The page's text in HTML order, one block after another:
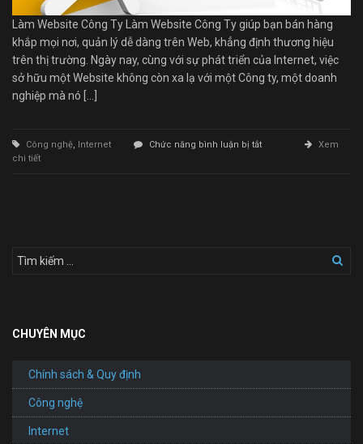
Làm Website Công Ty Làm Website Công Ty giúp bạn bán hàng
khắp mọi nơi, quản lý dễ dàng trên Web, khẳng định thương hiệu
trên thị trường. Ngày nay, cùng với sự phát triển của Internet, việc
sở hữu một Website không còn xa lạ với một Công ty, một doanh
nghiệp mà nó […]
Công nghệ, Internet Chức năng bình luận bị tắtở
Xem
chi tiết
CHUYÊN MỤC
Chính sách & Quy định
Công nghệ
Internet